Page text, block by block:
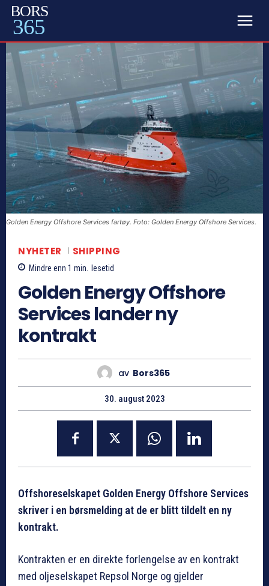
BORS
365
Golden Energy Offshore Services fartøy. Foto: Golden Energy Offshore Services.
NYHETER SHIPPING
Mindre enn 1 min. lesetid
Golden Energy Offshore
Services lander ny
kontrakt
av Bors365
30. august 2023
Offshoreselskapet Golden Energy Offshore Services
skriver i en børsmelding at de er blitt tildelt en ny
kontrakt.
Kontrakten er en direkte forlengelse av en kontrakt
med oljeselskapet Repsol Norge og gjelder